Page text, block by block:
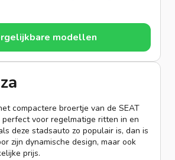
modellen
compactere broertje van de SEAT
perfect voor regelmatige ritten in en
deze stadsauto zo populair is, dan is
zijn dynamische design, maar ook
prijs.